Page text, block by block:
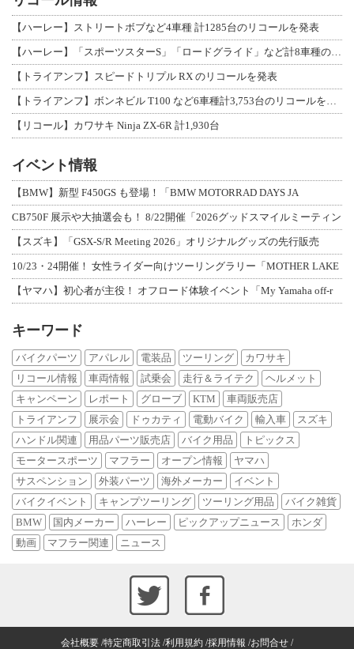
【ハーレー】ストリートボブなど4車種 計1285台のリコールを発表
【トライアンフ】スピードトリプル RX のリコールを発表
【リコール】カワサキ Ninja ZX-6R 計1,930台
イベント情報
【BMW】新型 F450GS も登場！「BMW MOTORRAD DAYS JA
CB750F 展示や大抽選会も！ 8/22開催「2026グッドスマイルミーティン
【スズキ】「GSX-S/R Meeting 2026」オリジナルグッズの先行販売
10/23・24開催！ 女性ライダー向けツーリングラリー「MOTHER LAKE
【ヤマハ】初心者が主役！ オフロード体験イベント「My Yamaha off-r
キーワード
バイクパーツ アパレル 電装品 ツーリング
カワサキ
リコール情報
車両情報 試乗会 走行＆ライテク
ヘルメット
キャンペーン
レポート グローブ KTM
車両販売店
トライアンフ
展示会 ドゥカティ 電動バイク 輸入車
スズキ
ハンドル関連
用品パーツ販売店 バイク用品
トピックス
モータースポーツ
マフラー オープン情報
ヤマハ
サスペンション
外装パーツ 海外メーカー
イベント
バイクイベント
キャンプツーリング ツーリング用品
バイク雑貨
BMW
国内メーカー ハーレー ピックアップニュース
ホンダ
動画
マフラー関連 ニュース
会社概要 特定商取引法 利用規約 採用情報 お問合せ